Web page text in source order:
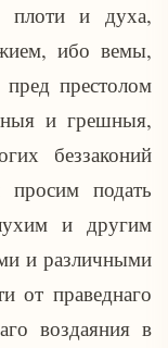
плоти и духа,
ибо вемы,
престолом
и грешныя,
беззаконий
подать
и другим
и различными
от праведнаго
воздаяния в